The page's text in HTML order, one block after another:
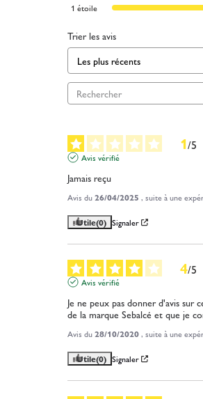
1 étoile
Trier les avis
1/5
Avis vérifié
Jamais reçu
Avis du26/04/2025 , suite à une
Utile(0) Signaler
4/5
Avis vérifié
Je ne peux pas donner d'avis
de la marque Sebalcé et que je
Avis du28/10/2020, suite à une
Utile(0) Signaler